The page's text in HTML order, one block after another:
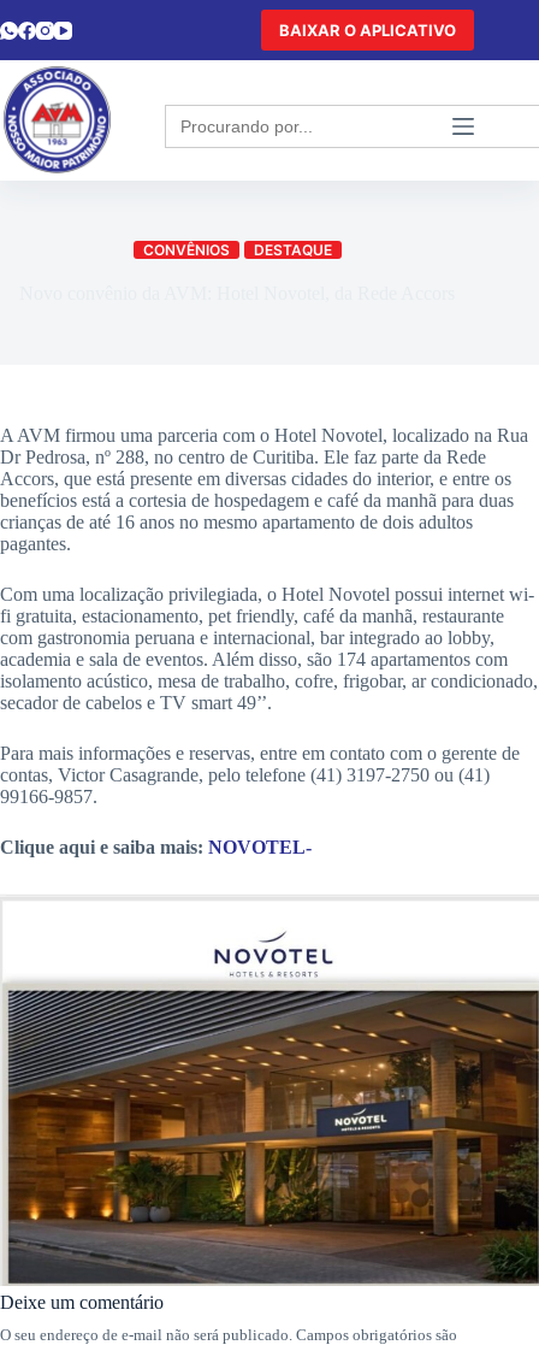
BAIXAR O APLICATIVO
Search
for:
CONVÊNIOS DESTAQUE
A AVM firmou uma parceria com o Hotel Novotel, localizado na Rua
Dr Pedrosa, nº 288, no centro de Curitiba. Ele faz parte da Rede
Accors, que está presente em diversas cidades do interior, e entre os
benefícios está a cortesia de hospedagem e café da manhã para duas
crianças de até 16 anos no mesmo apartamento de dois adultos
pagantes.
Com uma localização privilegiada, o Hotel Novotel possui internet wi-
fi gratuita, estacionamento, pet friendly, café da manhã, restaurante
com gastronomia peruana e internacional, bar integrado ao lobby,
academia e sala de eventos. Além disso, são 174 apartamentos com
isolamento acústico, mesa de trabalho, cofre, frigobar, ar condicionado,
secador de cabelos e TV smart 49’’.
Para mais informações e reservas, entre em contato com o gerente de
contas, Victor Casagrande, pelo telefone (41) 3197-2750 ou (41)
99166-9857.
Clique aqui e saiba mais: NOVOTEL-
Deixe um comentário
O seu endereço de e-mail não será publicado. Campos obrigatórios são